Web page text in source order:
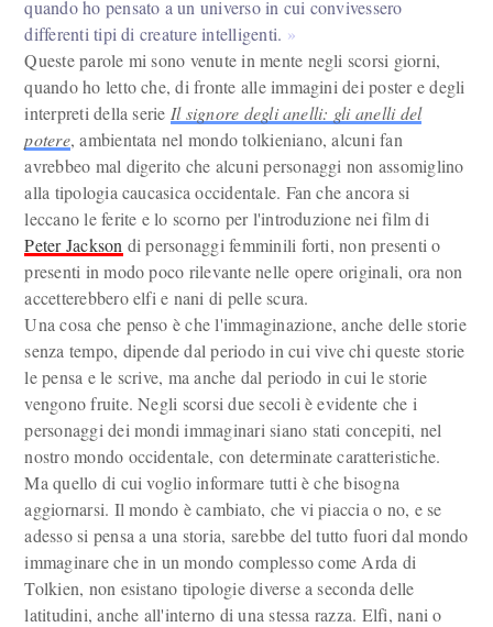
quando ho pensato a un universo in cui convivessero
differenti tipi di creature intelligenti.
Queste parole mi sono venute in mente negli scorsi giorni,
quando ho letto che, di fronte alle immagini dei poster e degli
interpreti della serie Il signore degli anelli: gli anelli del
potere, ambientata nel mondo tolkieniano, alcuni fan
avrebbeo mal digerito che alcuni personaggi non assomiglino
alla tipologia caucasica occidentale. Fan che ancora si
leccano le ferite e lo scorno per l'introduzione nei film di
Peter Jackson di personaggi femminili forti, non presenti o
presenti in modo poco rilevante nelle opere originali, ora non
accetterebbero elfi e nani di pelle scura.
Una cosa che penso è che l'immaginazione, anche delle storie
senza tempo, dipende dal periodo in cui vive chi queste storie
le pensa e le scrive, ma anche dal periodo in cui le storie
vengono fruite. Negli scorsi due secoli è evidente che i
personaggi dei mondi immaginari siano stati concepiti, nel
nostro mondo occidentale, con determinate caratteristiche.
Ma quello di cui voglio informare tutti è che bisogna
aggiornarsi. Il mondo è cambiato, che vi piaccia o no, e se
adesso si pensa a una storia, sarebbe del tutto fuori dal mondo
immaginare che in un mondo complesso come Arda di
Tolkien, non esistano tipologie diverse a seconda delle
latitudini, anche all'interno di una stessa razza. Elfi, nani o